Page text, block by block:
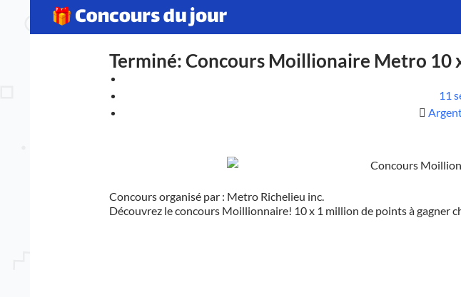
Terminé: Concours Moillionaire Metro 10
11
Concours organisé par : Metro Richelieu inc.
Découvrez le concours Moillionnaire! 10 x 1 million de points à gagner